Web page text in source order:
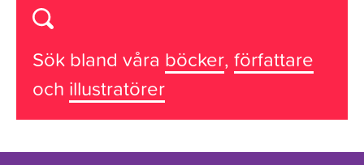
Sök bland våra böcker, författare
och illustratörer